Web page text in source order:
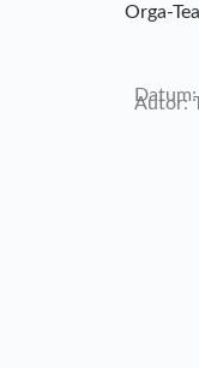
Orga-
Autor: